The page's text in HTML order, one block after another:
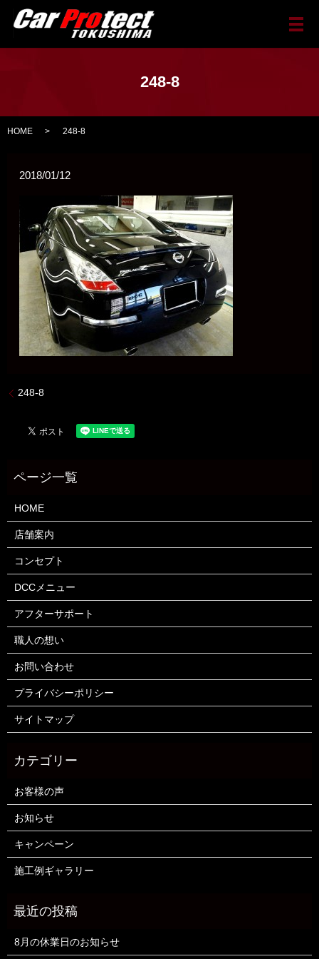
メ
248-8
HOME 248-8
2018/01/12
248-8
HOME
店舗案内
コンセプト
DCCメニュー
アフターサポート
職人の想い
お問い合わせ
プライバシーポリシー
サイトマップ
お客様の声
お知らせ
キャンペーン
施工例ギャラリー
8月の休業日のお知らせ